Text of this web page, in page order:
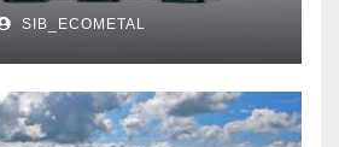
SIB_ECOMETAL